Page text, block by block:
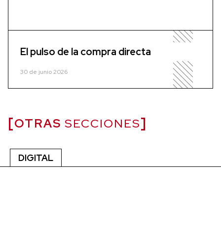
El pulso de la compra directa
30 de junio 2026
OTRAS SECCIONES
DIGITAL